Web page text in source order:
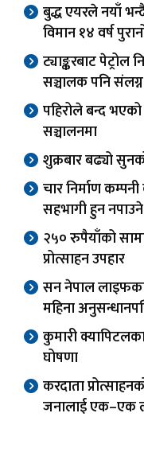
बुद्ध एयरले नयाँ
विमान १४ वर्ष
ट्याङ्करबाट पेट्रोल
सञ्चालक पनि संलग्न
पहिरोले बन्द भएको
सञ्चालनमा
शुक्रबार बढ्यो
चार निर्माण
सहभागी हुन नपाउने
२५० रुपैयाँको
प्रोत्साहन उपहार
सन नेपाल
महिना
कुमारी
घोषणा
करदाता
जनालाई एक–एक